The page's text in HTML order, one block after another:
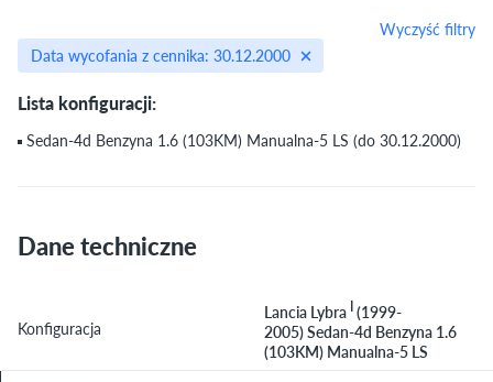
Wyczyść filtry
Data wycofania z cennika: 30.12.2000
Lista konfiguracji:
Sedan-4d Benzyna 1.6 (103KM) Manualna-5 LS (do 30.12.2000)
Dane techniczne
Konfiguracja
Lancia Lybra I(1999-
2005) Sedan-4d Benzyna 1.6
(103KM) Manualna-5 LS